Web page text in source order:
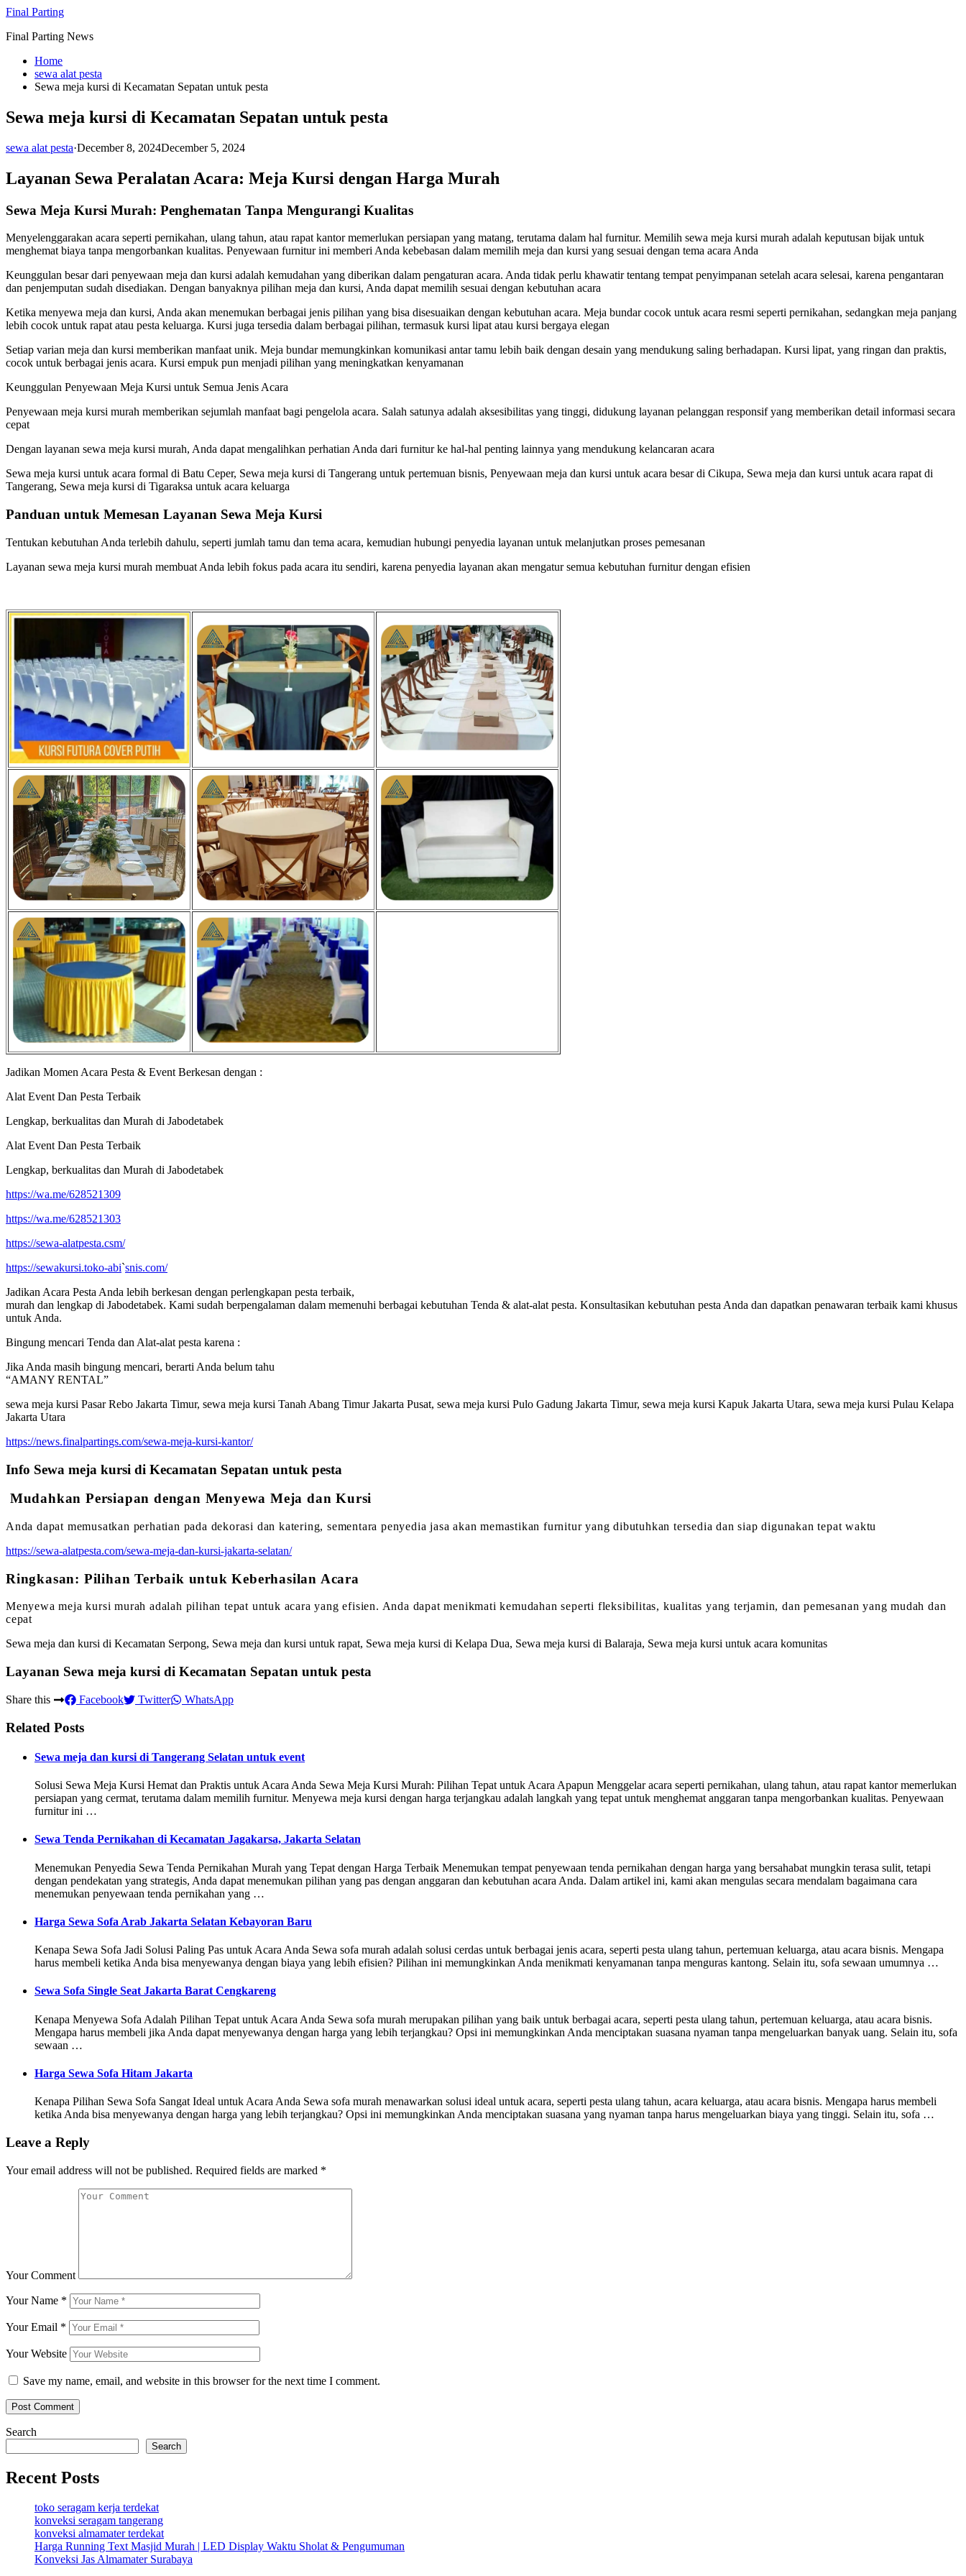
Skip
content
Final Parting
Final Parting News
Home
sewa alat pesta
Sewa meja kursi di Kecamatan Sepatan untuk pesta
Sewa meja kursi di Kecamatan Sepatan untuk pesta
sewa alat pesta·December 8, 2024December 5, 2024
Layanan Sewa Peralatan Acara: Meja Kursi dengan Harga Murah
Sewa Meja Kursi Murah: Penghematan Tanpa Mengurangi Kualitas
Menyelenggarakan acara seperti pernikahan, ulang tahun, atau rapat kantor memerlukan persiapan yang matang, terutama dalam hal furnitur. Memilih sewa meja kursi murah adalah keputusan bijak untuk
menghemat biaya tanpa mengorbankan kualitas. Penyewaan furnitur ini memberi Anda kebebasan dalam memilih meja dan kursi yang sesuai dengan tema acara Anda
Keunggulan besar dari penyewaan meja dan kursi adalah kemudahan yang diberikan dalam pengaturan acara. Anda tidak perlu khawatir tentang tempat penyimpanan setelah acara selesai, karena pengantaran
dan penjemputan sudah disediakan. Dengan banyaknya pilihan meja dan kursi, Anda dapat memilih sesuai dengan kebutuhan acara
Ketika menyewa meja dan kursi, Anda akan menemukan berbagai jenis pilihan yang bisa disesuaikan dengan kebutuhan acara. Meja bundar cocok untuk acara resmi seperti pernikahan, sedangkan meja panjang
lebih cocok untuk rapat atau pesta keluarga. Kursi juga tersedia dalam berbagai pilihan, termasuk kursi lipat atau kursi bergaya elegan
Setiap varian meja dan kursi memberikan manfaat unik. Meja bundar memungkinkan komunikasi antar tamu lebih baik dengan desain yang mendukung saling berhadapan. Kursi lipat, yang ringan dan praktis,
cocok untuk berbagai jenis acara. Kursi empuk pun menjadi pilihan yang meningkatkan kenyamanan
Keunggulan Penyewaan Meja Kursi untuk Semua Jenis Acara
Penyewaan meja kursi murah memberikan sejumlah manfaat bagi pengelola acara. Salah satunya adalah aksesibilitas yang tinggi, didukung layanan pelanggan responsif yang memberikan detail informasi secara
cepat
Dengan layanan sewa meja kursi murah, Anda dapat mengalihkan perhatian Anda dari furnitur ke hal-hal penting lainnya yang mendukung kelancaran acara
Sewa meja kursi untuk acara formal di Batu Ceper, Sewa meja kursi di Tangerang untuk pertemuan bisnis, Penyewaan meja dan kursi untuk acara besar di Cikupa, Sewa meja dan kursi untuk acara rapat di
Tangerang, Sewa meja kursi di Tigaraksa untuk acara keluarga
Panduan untuk Memesan Layanan Sewa Meja Kursi
Tentukan kebutuhan Anda terlebih dahulu, seperti jumlah tamu dan tema acara, kemudian hubungi penyedia layanan untuk melanjutkan proses pemesanan
Layanan sewa meja kursi murah membuat Anda lebih fokus pada acara itu sendiri, karena penyedia layanan akan mengatur semua kebutuhan furnitur dengan efisien
Jadikan Momen Acara Pesta & Event Berkesan dengan :
Alat Event Dan Pesta Terbaik
Lengkap, berkualitas dan Murah di Jabodetabek
Alat Event Dan Pesta Terbaik
Lengkap, berkualitas dan Murah di Jabodetabek
https://wa.me/628521309
https://wa.me/628521303
https://sewa-alatpesta.csm/
https://sewakursi.toko-abi`snis.com/
Jadikan Acara Pesta Anda lebih berkesan dengan perlengkapan pesta terbaik,
murah dan lengkap di Jabodetabek. Kami sudah berpengalaman dalam memenuhi berbagai kebutuhan Tenda & alat-alat pesta. Konsultasikan kebutuhan pesta Anda dan dapatkan penawaran terbaik kami khusus
untuk Anda.
Bingung mencari Tenda dan Alat-alat pesta karena :
Jika Anda masih bingung mencari, berarti Anda belum tahu
“AMANY RENTAL”
sewa meja kursi Pasar Rebo Jakarta Timur, sewa meja kursi Tanah Abang Timur Jakarta Pusat, sewa meja kursi Pulo Gadung Jakarta Timur, sewa meja kursi Kapuk Jakarta Utara, sewa meja kursi Pulau Kelapa
Jakarta Utara
https://news.finalpartings.com/sewa-meja-kursi-kantor/
Info Sewa meja kursi di Kecamatan Sepatan untuk pesta
Mudahkan Persiapan dengan Menyewa Meja dan Kursi
Anda dapat memusatkan perhatian pada dekorasi dan katering, sementara penyedia jasa akan memastikan furnitur yang dibutuhkan tersedia dan siap digunakan tepat waktu
https://sewa-alatpesta.com/sewa-meja-dan-kursi-jakarta-selatan/
Ringkasan: Pilihan Terbaik untuk Keberhasilan Acara
Menyewa meja kursi murah adalah pilihan tepat untuk acara yang efisien. Anda dapat menikmati kemudahan seperti fleksibilitas, kualitas yang terjamin, dan pemesanan yang mudah dan
cepat
Sewa meja dan kursi di Kecamatan Serpong, Sewa meja dan kursi untuk rapat, Sewa meja kursi di Kelapa Dua, Sewa meja kursi di Balaraja, Sewa meja kursi untuk acara komunitas
Layanan Sewa meja kursi di Kecamatan Sepatan untuk pesta
Share this Facebook Twitter WhatsApp
Related Posts
Sewa meja dan kursi di Tangerang Selatan untuk event
Solusi Sewa Meja Kursi Hemat dan Praktis untuk Acara Anda Sewa Meja Kursi Murah: Pilihan Tepat untuk Acara Apapun Menggelar acara seperti pernikahan, ulang tahun, atau rapat kantor memerlukan
persiapan yang cermat, terutama dalam memilih furnitur. Menyewa meja kursi dengan harga terjangkau adalah langkah yang tepat untuk menghemat anggaran tanpa mengorbankan kualitas. Penyewaan
furnitur ini …
Sewa Tenda Pernikahan di Kecamatan Jagakarsa, Jakarta Selatan
Menemukan Penyedia Sewa Tenda Pernikahan Murah yang Tepat dengan Harga Terbaik Menemukan tempat penyewaan tenda pernikahan dengan harga yang bersahabat mungkin terasa sulit, tetapi
dengan pendekatan yang strategis, Anda dapat menemukan pilihan yang pas dengan anggaran dan kebutuhan acara Anda. Dalam artikel ini, kami akan mengulas secara mendalam bagaimana cara
menemukan penyewaan tenda pernikahan yang …
Harga Sewa Sofa Arab Jakarta Selatan Kebayoran Baru
Kenapa Sewa Sofa Jadi Solusi Paling Pas untuk Acara Anda Sewa sofa murah adalah solusi cerdas untuk berbagai jenis acara, seperti pesta ulang tahun, pertemuan keluarga, atau acara bisnis. Mengapa
harus membeli ketika Anda bisa menyewanya dengan biaya yang lebih efisien? Pilihan ini memungkinkan Anda menikmati kenyamanan tanpa menguras kantong. Selain itu, sofa sewaan umumnya …
Sewa Sofa Single Seat Jakarta Barat Cengkareng
Kenapa Menyewa Sofa Adalah Pilihan Tepat untuk Acara Anda Sewa sofa murah merupakan pilihan yang baik untuk berbagai acara, seperti pesta ulang tahun, pertemuan keluarga, atau acara bisnis.
Mengapa harus membeli jika Anda dapat menyewanya dengan harga yang lebih terjangkau? Opsi ini memungkinkan Anda menciptakan suasana nyaman tanpa mengeluarkan banyak uang. Selain itu, sofa
sewaan …
Harga Sewa Sofa Hitam Jakarta
Kenapa Pilihan Sewa Sofa Sangat Ideal untuk Acara Anda Sewa sofa murah menawarkan solusi ideal untuk acara, seperti pesta ulang tahun, acara keluarga, atau acara bisnis. Mengapa harus membeli
ketika Anda bisa menyewanya dengan harga yang lebih terjangkau? Opsi ini memungkinkan Anda menciptakan suasana yang nyaman tanpa harus mengeluarkan biaya yang tinggi. Selain itu, sofa …
Leave a Reply
Your email address will not be published. Required fields are marked *
Your Comment
Your Name *
Your Email *
Your Website
Save my name, email, and website in this browser for the next time I comment.
Search
Search
Recent Posts
toko seragam kerja terdekat
konveksi seragam tangerang
konveksi almamater terdekat
Harga Running Text Masjid Murah | LED Display Waktu Sholat & Pengumuman
Konveksi Jas Almamater Surabaya